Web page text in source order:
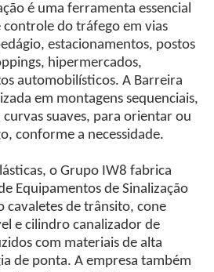
é uma ferramenta essencial
controle do tráfego em vias
estacionamentos, postos
hipermercados,
automobilísticos. A Barreira
em montagens sequenciais,
suaves, para orientar ou
conforme a necessidade.
o Grupo IW8 fabrica
Equipamentos de Sinalização
cavaletes de trânsito, cone
e cilindro canalizador de
com materiais de alta
de ponta. A empresa também